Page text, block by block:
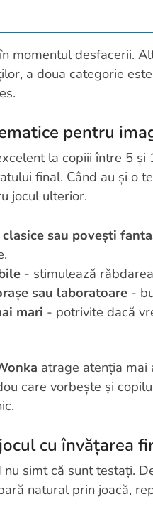
momentul desfacerii.
a doua categorie
pentru
la copiii între 5 și
final. Când au și o
jocul ulterior.
sau povești
- stimulează
sau laboratoare -
mari - potrivite dacă
atrage atenția mai
care vorbește și
cu învățarea
simt că sunt testați.
natural prin joacă,